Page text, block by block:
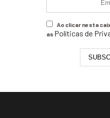
Ao clicar nesta
as Políticas de